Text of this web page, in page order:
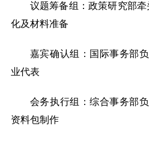
议题筹备组：政策研究部牵
化及材料准备
嘉宾确认组：国际事务部
业代表
会务执行组：综合事务部
资料包制作